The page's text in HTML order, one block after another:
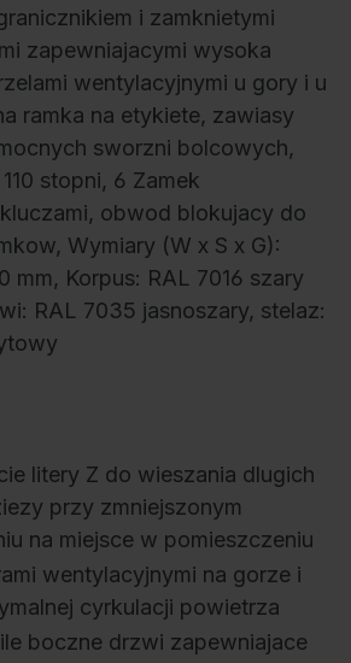
i zamknietymi
zapewniajacymi wysoka
wentylacyjnymi u gory i u
ramka na etykiete, zawiasy
sworzni bolcowych,
stopni, 6 Zamek
obwod blokujacy do
Wymiary (W x S x G):
mm, Korpus: RAL 7016 szary
RAL 7035 jasnoszary, stelaz:
litery Z do wieszania dlugich
przy zmniejszonym
na miejsce w pomieszczeniu
wentylacyjnymi na gorze i
cyrkulacji powietrza
boczne drzwi zapewniajace